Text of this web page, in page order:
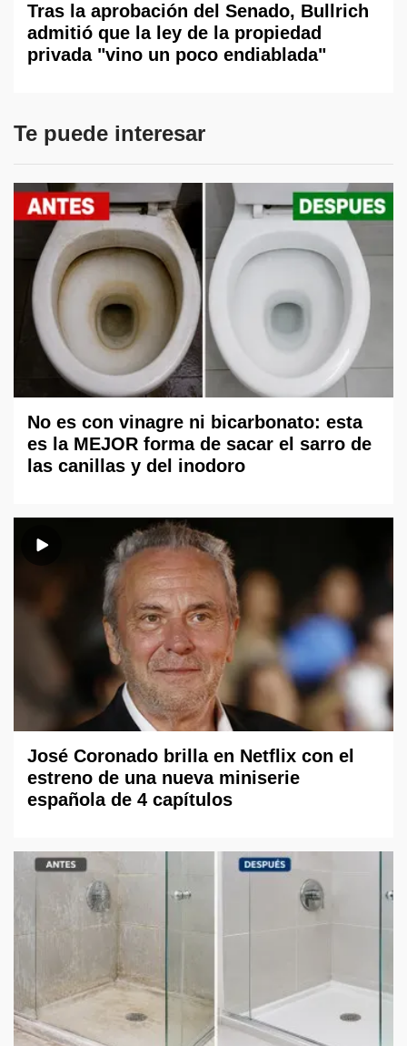
Tras la aprobación del Senado, Bullrich
admitió que la ley de la propiedad
privada "vino un poco endiablada"
Te puede interesar
No es con vinagre ni bicarbonato: esta
es la MEJOR forma de sacar el sarro de
las canillas y del inodoro
José Coronado brilla en Netflix con el
estreno de una nueva miniserie
española de 4 capítulos